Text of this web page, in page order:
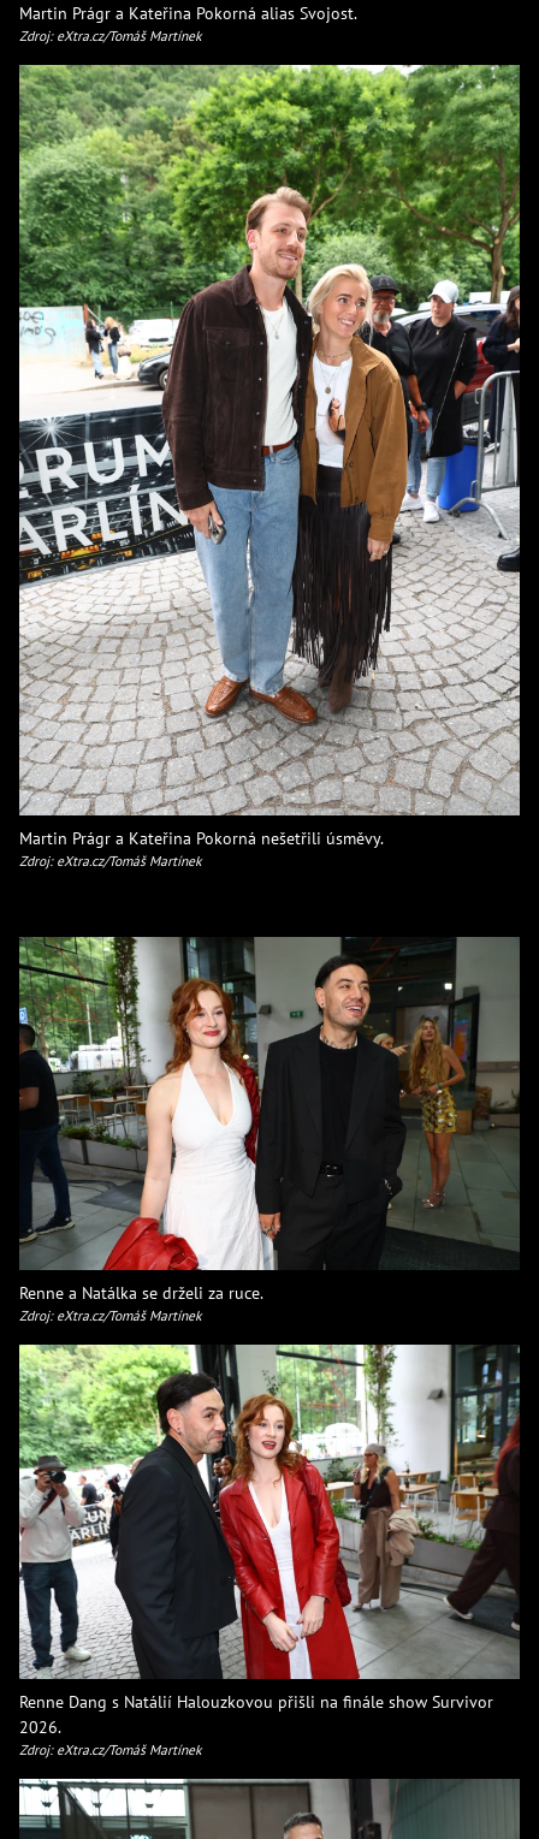
Martin Prágr a Kateřina Pokorná alias Svojost.
Zdroj: eXtra.cz/Tomáš Martínek
Martin Prágr a Kateřina Pokorná nešetřili úsměvy.
Zdroj: eXtra.cz/Tomáš Martínek
Renne a Natálka se drželi za ruce.
Zdroj: eXtra.cz/Tomáš Martínek
Renne Dang s Natálií Halouzkovou přišli na finále show Survivor
2026.
Zdroj: eXtra.cz/Tomáš Martínek